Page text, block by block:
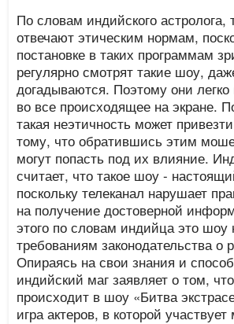
По словам индийского астролога,
отвечают этическим нормам,
постановке в таких программам
регулярно смотрят такие шоу,
догадываются. Поэтому они легко
во все происходящее на экране.
такая неэтичность может
тому, что обратившись этим
могут попасть под их влияние.
считает, что такое шоу -
поскольку телеканал нарушает
на получение достоверной
этого по словам индийца это шоу
требованиям законодательства о
Опираясь на свои знания и
индийский маг заявляет о том,
происходит в шоу «Битва
игра актеров, в которой участвует